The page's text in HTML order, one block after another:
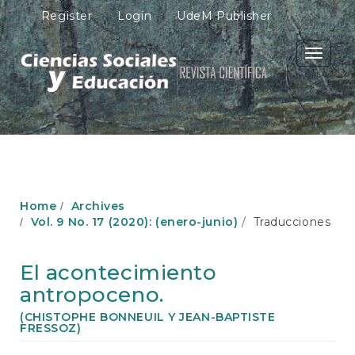
M
a
i
n
N
a
v
i
g
n
n
C
n
Register Login UdeM Publisher
Toggle
Home
Archives
Vol. 9 No. 17 (2020): (enero-junio)
Traducciones
El acontecimiento
antropoceno.
(CHISTOPHE BONNEUIL Y JEAN-BAPTISTE
FRESSOZ)